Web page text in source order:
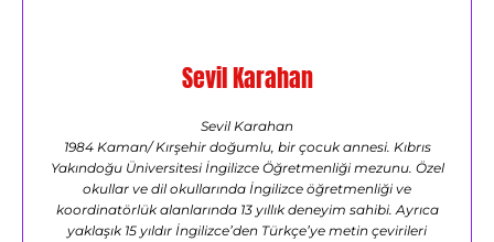
Sevil Karahan
Sevil Karahan
1984 Kaman/ Kırşehir doğumlu, bir çocuk annesi. Kıbrıs
Yakındoğu Üniversitesi İngilizce Öğretmenliği mezunu. Özel
okullar ve dil okullarında İngilizce öğretmenliği ve
koordinatörlük alanlarında 13 yıllık deneyim sahibi. Ayrıca
yaklaşık 15 yıldır İngilizce’den Türkçe’ye metin çevirileri